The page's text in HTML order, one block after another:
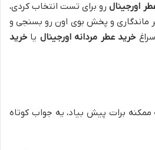
اورجینالرو برای تست انتخاب کردی،
ماندگاری و پخش بوی اون رو بسنجی و
خرید عطر مردانه اورجینال یا خرید
برات پیش بیاد، یه جواب کوتاه